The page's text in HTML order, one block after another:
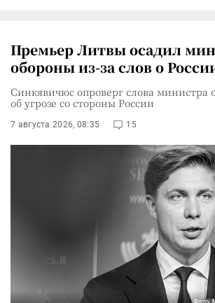
Премьер Литвы осадил
обороны из-за слов о
Синкявичюс опроверг слова министра
об угрозе со стороны России
7 августа 2026, 08:35 15
Фото: